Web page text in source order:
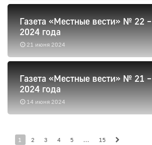
21 июня 2024
Газета «Местные вести» № 22
2024 года
14 июня 2024
Газета «Местные вести» № 21
2024 года
1 2 3 4 5 ... 15